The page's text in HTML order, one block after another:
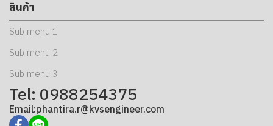
สินค้า
Sub menu 1
Sub menu 2
Sub menu 3
Tel: 0988254375
Email:phantira.r@kvsengineer.com